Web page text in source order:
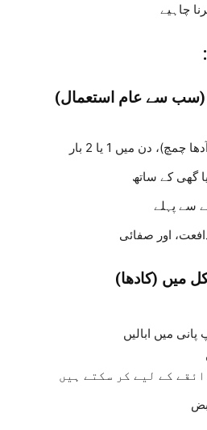
چاہیے
(سب سے عام استعمال)
گھی کے ساتھ
سے پہلے
اور صفائی
میں (کادھا)
کے لیے کر سکتے ہیں